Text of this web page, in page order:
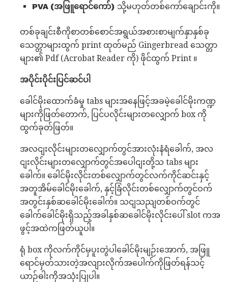
PVA (အဖြူရောင်ကော်) သို့မဟုတ်တစ်ကော်ချောင်းကို။
တစ်ခုချင်းစီကိုစာတစ်စောင်အရွယ်အစားစာမျက်နှာနှစ်ခု
သေတ္တာများထွက် print ထုတ်မည် Gingerbread သေတ္တာ
များ၏ Pdf (Acrobat Reader ကို) ဖိုင်ထွက် Print ။
အပိုင်းပိုင်းပြင်ဆင်ပါ
ခေါင်မိုးထောက်ခံမှု tabs များအနေဖြင့်အခမဲ့ခေါင်မိုးကဏ္ဍ
များကိုဖြတ်တောက်, ပြင်ပလိုင်းများတလျှောက် box ကို
ထွက်ခုတ်ဖြတ်။
အလငျးလိုင်းများတလျှောက်တွင်အားလုံးနံရံခေါက်, အလ
ငျးလိုင်းများတလျှောက်တွင်အပေါငျးတို့သ tabs များ
ခေါက်။ ခေါင်မိုးလိုင်းတစ်လျှောက်တွင်လက်ကိုင်ဆင်းနှင့်
အတူအိမ်ခေါင်မိုးခေါက်, နှင့်ခြံလိုင်းတစ်လျှောက်တွင်ဝက်
အတွင်းနှစ်ဆခေါင်မိုးခေါက်။ သငျသညျတစ်ဝက်တွင်
ခေါက်ခေါင်မိုးရှိသည့်အခါနှစ်ဆခေါင်မိုးလိုင်းပေါ် slot ကအ
ဖွင့်အထဲကဖြတ်ယူပါ။
ရုံ box ကိုလက်ကိုင်မှပူးတွဲပါခေါင်မိုးမျဉ်းအောက်, အဖြူ
ရောင်မှတ်သားတဲ့အလျားလိုက်အပေါက်ကိုဖြတ်ရန်သင့်
ယာဉ်ဓါးကိုအသုံးပြုပါ။